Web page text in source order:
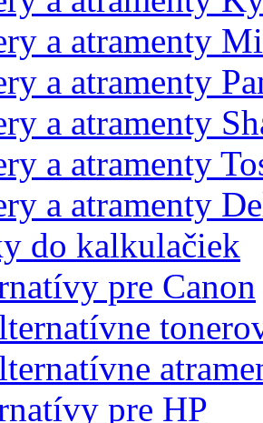
a atramenty
a atramenty
a atramenty
a atramenty
a atramenty
do kalkulačiek
pre Canon
pre HP